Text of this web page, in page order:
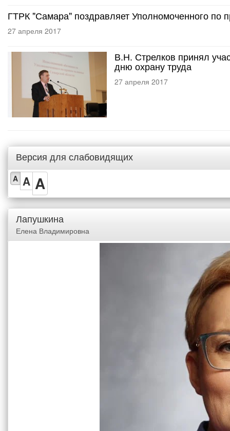
ГТРК "Самара" поздравляет Уполномоченного по
27 апреля 2017
В.Н. Стрелков принял
дню охрану труда
27 апреля 2017
Версия для слабовидящих
A A A
Лапушкина
Елена Владимировна